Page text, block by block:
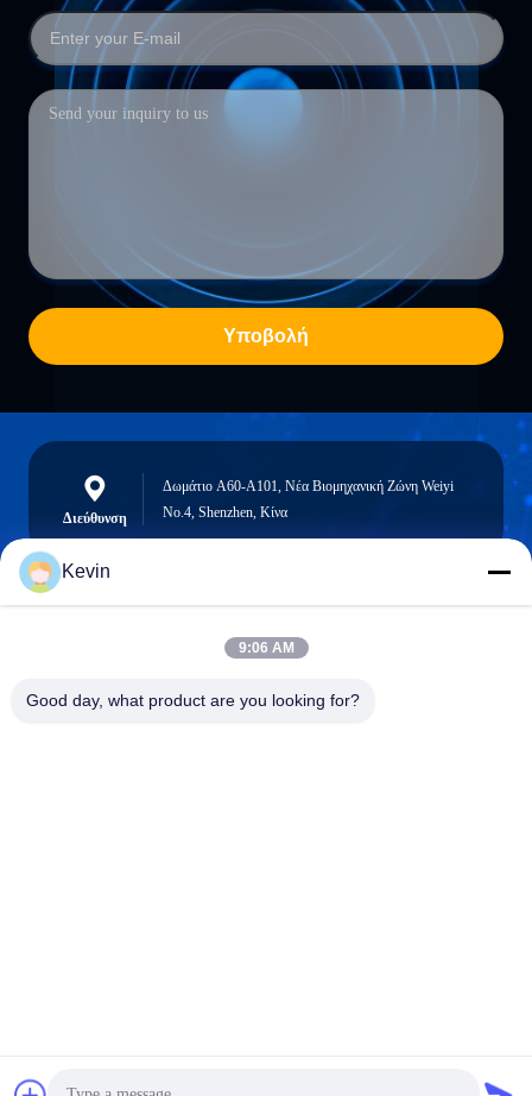
Υποβολή
Διεύθυνση
Δωμάτιο A60-A101, Νέα Βιομηχανική Ζώνη Weiyi
No.4, Shenzhen, Κίνα
info@seethrulcd.com
Kevin
9:06 AM
Good day, what product are you looking for?